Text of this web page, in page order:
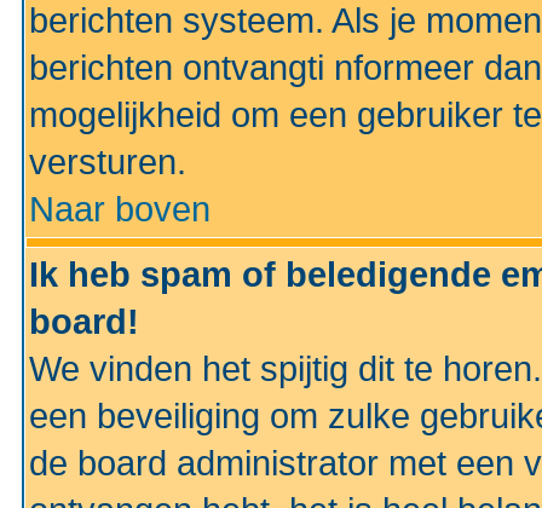
berichten systeem. Als je
berichten ontvangti nformeer
mogelijkheid om een gebruiker
versturen.
Naar boven
Ik heb spam of beledigende
board!
We vinden het spijtig dit te
een beveiliging om zulke
de board administrator met een